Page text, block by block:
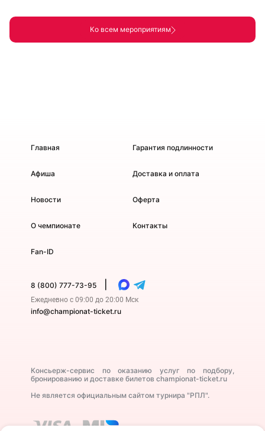
Ко всем мероприятиям
Главная
Афиша
Новости
О чемпионате
Fan-ID
Гарантия подлинности
Доставка и оплата
Оферта
Контакты
8 (800) 777-73-95
Ежедневно с 09:00 до 20:00 Мск
info@championat-ticket.ru
Консьерж-сервис по оказанию услуг по подбору,
бронированию и доставке билетов championat-ticket.ru
Не является официальным сайтом турнира "РПЛ".